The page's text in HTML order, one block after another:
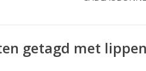
getagd met lippen